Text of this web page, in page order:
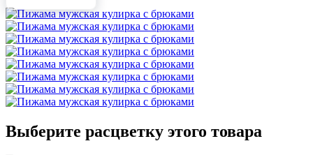
Выберите расцветку этого товара